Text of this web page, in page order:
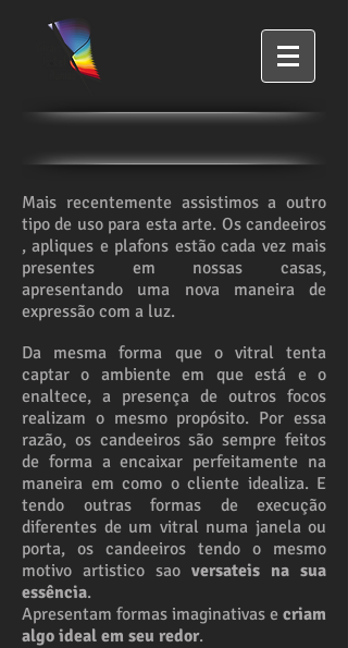
Mais recentemente assistimos a outro
tipo de uso para esta arte. Os candeeiros
, apliques e plafons estão cada vez mais
presentes em nossas casas,
apresentando uma nova maneira de
expressão com a luz.
Da mesma forma que o vitral tenta
captar o ambiente em que está e o
enaltece, a presença de outros focos
realizam o mesmo propósito. Por essa
razão, os candeeiros são sempre feitos
de forma a encaixar perfeitamente na
maneira em como o cliente idealiza. E
tendo outras formas de execução
diferentes de um vitral numa janela ou
porta, os candeeiros tendo o mesmo
motivo artistico sao versateis na sua
essência.
Apresentam formas imaginativas e criam
algo ideal em seu redor.